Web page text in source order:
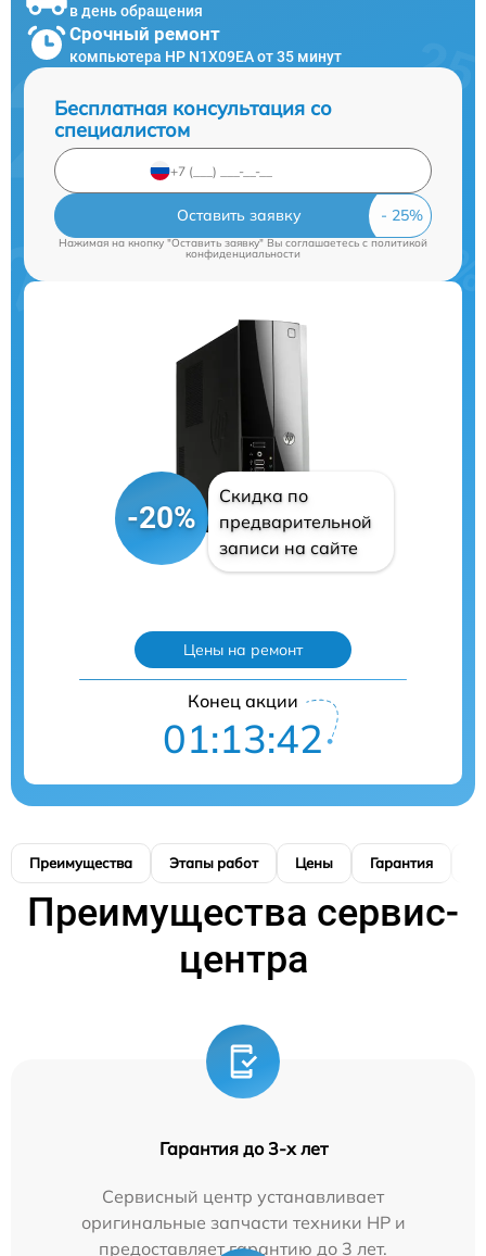
в день обращения
Срочный ремонт
компьютера HP N1X09EA от 35 минут
Бесплатная консультация со
специалистом
Оставить заявку
Нажимая на кнопку "Оставить заявку" Вы соглашаетесь cполитикой
конфиденциальности
-20%
Скидка по
предварительной
записи на сайте
Цены на ремонт
Конец акции
01:13:40
Преимущества Этапы работ Цены Гарантия
Преимущества сервис-
центра
Гарантия до 3-х лет
Сервисный центр устанавливает
оригинальные запчасти техники HP и
предоставляет гарантию до 3 лет.